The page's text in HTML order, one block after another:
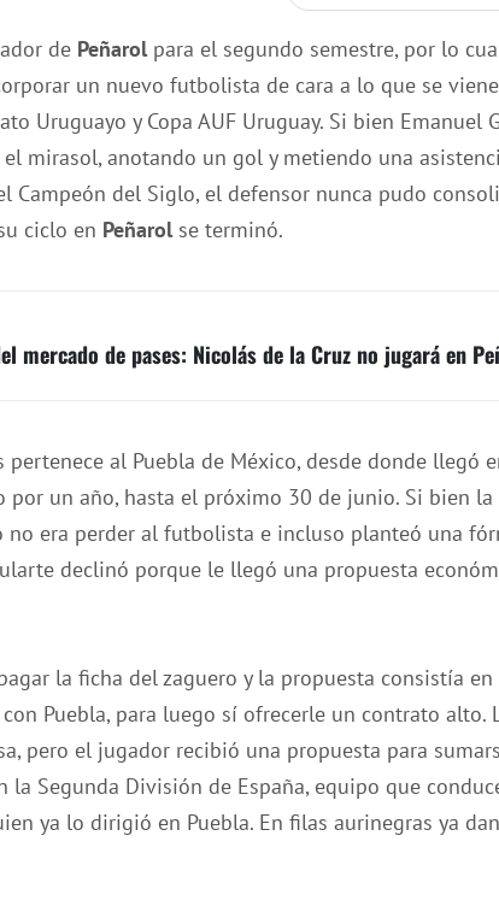
de Peñarol para el segundo semestre, por lo
un nuevo futbolista de cara a lo que se
Uruguayo y Copa AUF Uruguay. Si bien Emanuel
mirasol, anotando un gol y metiendo una
Campeón del Siglo, el defensor nunca pudo
ciclo en Peñarolse terminó.
mercado de pases: Nicolás de la Cruz no jugará en
pertenece al Puebla de México, desde donde llegó
por un año, hasta el próximo 30 de junio. Si bien
no era perder al futbolista e incluso planteó una
declinó porque le llegó una propuesta
la ficha del zaguero y la propuesta consistía en
Puebla, para luego sí ofrecerle un contrato alto.
pero el jugador recibió una propuesta para
Segunda División de España, equipo que
ya lo dirigió en Puebla. En filas aurinegras ya